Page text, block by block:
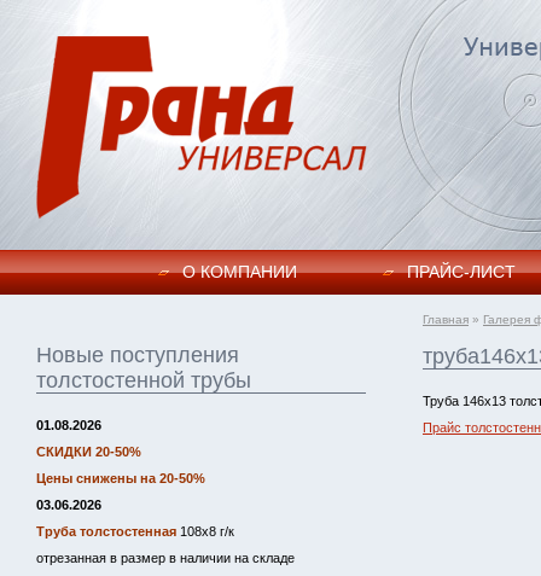
О КОМПАНИИ ПРАЙC-ЛИСТ
Новые поступления
толстостенной трубы
01.08.2026
СКИДКИ 20-50%
Цены снижены на 20-50%
03.06.2026
Труба толстостенная 108х8 г/к
отрезанная в размер в наличии на складе
Главная » Галерея
Труба 146х13
Прайс